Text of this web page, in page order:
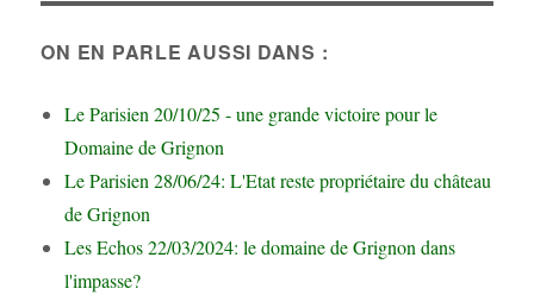
ON EN PARLE AUSSI DANS :
Le Parisien 20/10/25 - une grande victoire pour le
Domaine de Grignon
Le Parisien 28/06/24: L'Etat reste propriétaire du château
de Grignon
Les Echos 22/03/2024: le domaine de Grignon dans
l'impasse?